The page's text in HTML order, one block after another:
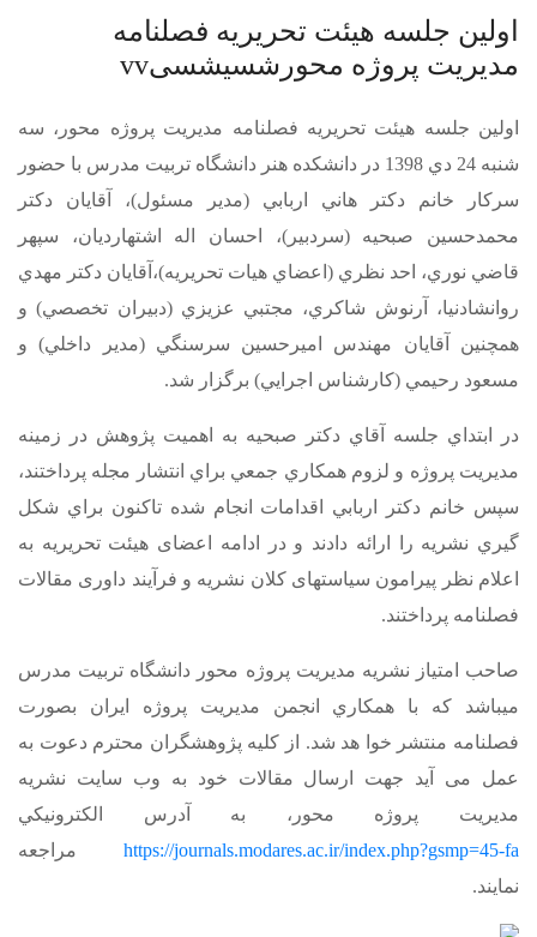
اولين جلسه هيئت تحريريه فصلنامه
مديريت پروژه محورشسیشسیvv
اولين جلسه هيئت تحريريه فصلنامه مديريت پروژه محور، سه
شنبه 24 دي 1398 در دانشكده هنر دانشگاه تربيت مدرس با حضور
سركار خانمدكتر هاني اربابي(مدير مسئول)، آقاياندكتر
محمدحسين صبحيه(سردبير)،احسان اله اشتهارديان، سپهر
قاضي نوري، احد نظري (اعضاي هيات تحريريه)،آقایان دکتر مهدي
روانشادنيا، آرنوش شاكري، مجتبي عزيزي (دبيران تخصصي) و
همچنين آقايان مهندس اميرحسين سرسنگي (مدير داخلي) و
مسعود رحيمي (كارشناس اجرايي) برگزار شد.
در ابتداي جلسه آقاي دكتر صبحيه به اهمیت پژوهش در زمينه
مديريت پروژه و لزوم همكاري جمعي براي انتشار مجله پرداختند،
سپس خانم دكتر اربابي اقدامات انجام شده تاكنون براي شكل
گيري نشريه را ارائه دادند و در ادامه اعضای هیئت تحریریه به
اعلام نظر پیرامون سیاست­های کلان نشریه و فرآیند داوری مقالات
فصلنامه پرداختند.
صاحب امتياز نشريه مديريت پروژه محور دانشگاه تربيت مدرس
مي­باشد كه با همكاري انجمن مديريت پروژه ايران بصورت
فصلنامه منتشر خوا هد شد. از کلیه پژوهشگران محترم دعوت به
عمل می­ آید جهت ارسال مقالات خود به وب سایت نشريه
مديريت پروژه محور، به آدرس الكترونيكي
https://journals.modares.ac.ir/index.php?gsmp=45-fa
مراجعه
نمایند.